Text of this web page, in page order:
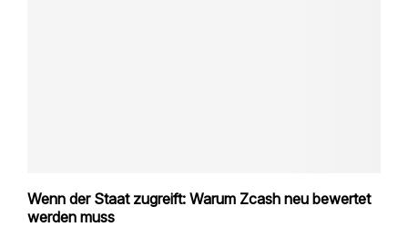
Wenn der Staat zugreift: Warum Zcash neu bewertet
werden muss